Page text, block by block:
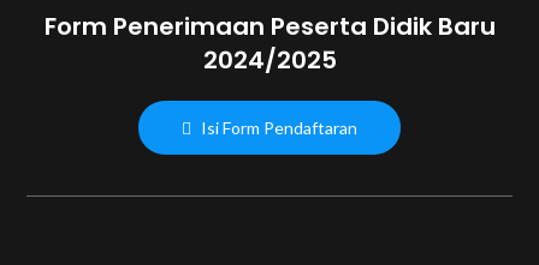
Form Penerimaan Peserta Didik Baru
2024/2025
Isi Form Pendaftaran